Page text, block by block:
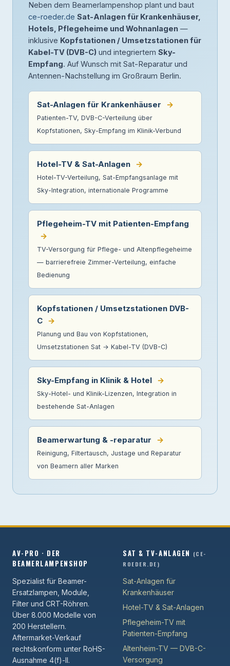
Neben dem Beamerlampenshop plant und baut
ce-roeder.de Sat-Anlagen für Krankenhäuser,
Hotels, Pflegeheime und Wohnanlagen —
inklusive Kopfstationen / Umsetzstationen für
Kabel-TV (DVB-C) und integriertem Sky-
Empfang. Auf Wunsch mit Sat-Reparatur und
Antennen-Nachstellung im Großraum Berlin.
Sat-Anlagen für Krankenhäuser →
Patienten-TV, DVB-C-Verteilung über
Kopfstationen, Sky-Empfang im Klinik-Verbund
Hotel-TV & Sat-Anlagen →
Hotel-TV-Verteilung, Sat-Empfangsanlage mit
Sky-Integration, internationale Programme
Pflegeheim-TV mit Patienten-Empfang
→
TV-Versorgung für Pflege- und Altenpflegeheime
— barrierefreie Zimmer-Verteilung, einfache
Bedienung
Kopfstationen / Umsetzstationen DVB-
C →
Planung und Bau von Kopfstationen,
Umsetzstationen Sat → Kabel-TV (DVB-C)
Sky-Empfang in Klinik & Hotel →
Sky-Hotel- und Klinik-Lizenzen, Integration in
bestehende Sat-Anlagen
Beamerwartung & -reparatur →
Reinigung, Filtertausch, Justage und Reparatur
von Beamern aller Marken
AV-PRO · DER
BEAMERLAMPENSHOP
Spezialist für Beamer-
Ersatzlampen, Module,
Filter und CRT-Röhren.
Über 8.000 Modelle von
200 Herstellern.
Aftermarket-Verkauf
rechtskonform unter RoHS-
Ausnahme 4(f)-II.
SAT & TV-ANLAGEN (CE-
ROEDER.DE)
Sat-Anlagen für
Krankenhäuser
Hotel-TV & Sat-Anlagen
Pflegeheim-TV mit
Patienten-Empfang
Altenheim-TV — DVB-C-
Versorgung